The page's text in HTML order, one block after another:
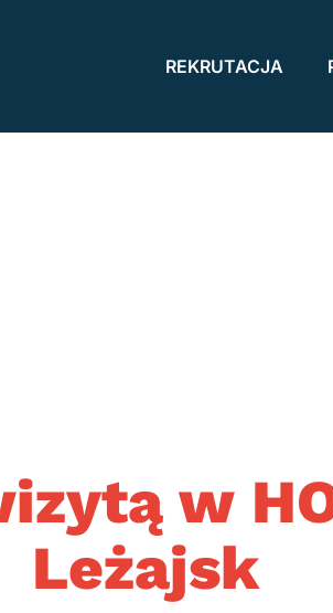
REKRUTACJA
w
Leżajsk